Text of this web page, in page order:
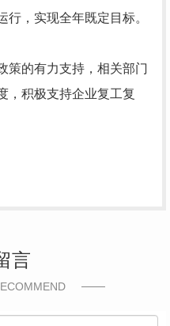
，实现全年既定目标。
的有力支持，相关部门
，积极支持企业复工复
言